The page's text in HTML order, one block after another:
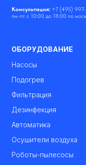
Консультация: +7 (495)
пн-пт с 10:00 до 18:00 по
ОБОРУДОВАНИЕ
Насосы
Подогрев
Фильтрация
Дезинфекция
Автоматика
Осушители воздуха
Роботы-пылесосы